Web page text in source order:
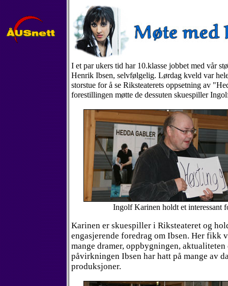
I et par ukers tid har 10.klasse jobbet med vår
Henrik Ibsen, selvfølgelig. Lørdag kveld var
storstue for å se Riksteaterets oppsetning av
forestillingen møtte de dessuten skuespiller
Ingolf Karinen holdt et interessant
Karinen er skuespiller i Riksteateret og
engasjerende foredrag om Ibsen. Her fikk
mange dramer, oppbygningen, aktualiteten
påvirkningen Ibsen har hatt på mange av
produksjoner.